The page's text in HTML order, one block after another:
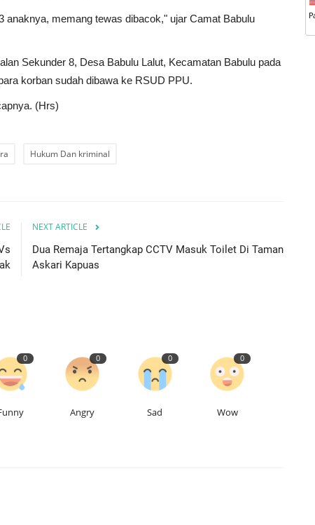
anaknya, memang tewas dibacok," ujar Camat Babulu
Sekunder 8, Desa Babulu Lalut, Kecamatan Babulu pada
korban sudah dibawa ke RSUD PPU.
(Hrs)
Hukum Dan kriminal
NEXT ARTICLE
Dua Remaja Tertangkap CCTV Masuk Toilet Di Taman
Askari Kapuas
0 0
Angry
0
Sad
0
Wow